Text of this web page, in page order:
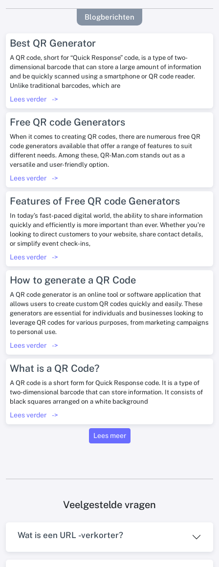
Blogberichten
Best QR Generator
A QR code, short for “Quick Response” code, is a type of two-
dimensional barcode that can store a large amount of information
and be quickly scanned using a smartphone or QR code reader.
Unlike traditional barcodes, which are
Lees verder ->
Free QR code Generators
When it comes to creating QR codes, there are numerous free QR
code generators available that offer a range of features to suit
different needs. Among these, QR-Man.com stands out as a
versatile and user-friendly option.
Lees verder ->
Features of Free QR code Generators
In today’s fast-paced digital world, the ability to share information
quickly and efficiently is more important than ever. Whether you’re
looking to direct customers to your website, share contact details,
or simplify event check-ins,
Lees verder ->
How to generate a QR Code
A QR code generator is an online tool or software application that
allows users to create custom QR codes quickly and easily. These
generators are essential for individuals and businesses looking to
leverage QR codes for various purposes, from marketing campaigns
to personal use.
Lees verder ->
What is a QR Code?
A QR code is a short form for Quick Response code. It is a type of
two-dimensional barcode that can store information. It consists of
black squares arranged on a white background
Lees verder ->
Lees meer
Veelgestelde vragen
Wat is een URL -verkorter?